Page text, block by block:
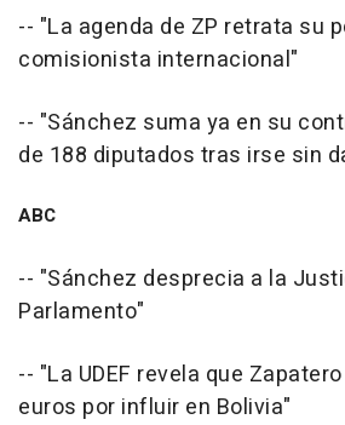
-- "La agenda de ZP retrata su
comisionista internacional"
-- "Sánchez suma ya en su
de 188 diputados tras irse sin
ABC
-- "Sánchez desprecia a la
Parlamento"
-- "La UDEF revela que
euros por influir en Bolivia"